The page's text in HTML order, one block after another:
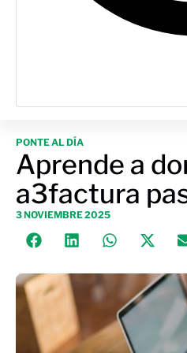
PONTE AL DÍA
Aprende a
a3factura
3 NOVIEMBRE 2025